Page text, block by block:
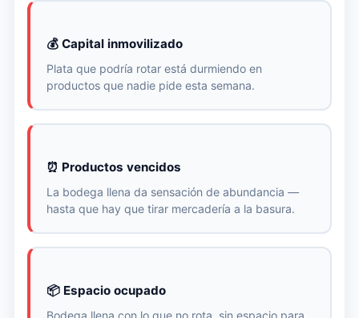
💰 Capital inmovilizado
Plata que podría rotar está durmiendo en
productos que nadie pide esta semana.
⏰ Productos vencidos
La bodega llena da sensación de abundancia —
hasta que hay que tirar mercadería a la basura.
📦 Espacio ocupado
Bodega llena con lo que no rota, sin espacio para